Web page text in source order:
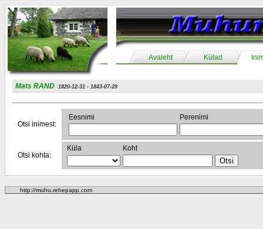
Avaleht Külad
Mats RAND 1820-12-31 - 1843-07-29
Otsi inimest:
Eesnimi Perenimi
Otsi kohta:
Küla Koht
http://muhu.rehepapp.com